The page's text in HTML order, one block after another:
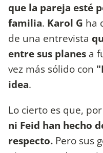
que la pareja esté
familia. Karol G ha
de una entrevista
entre sus planes a
vez más sólido con
idea.
Lo cierto es que,
ni Feid han hecho
respecto. Pero sus